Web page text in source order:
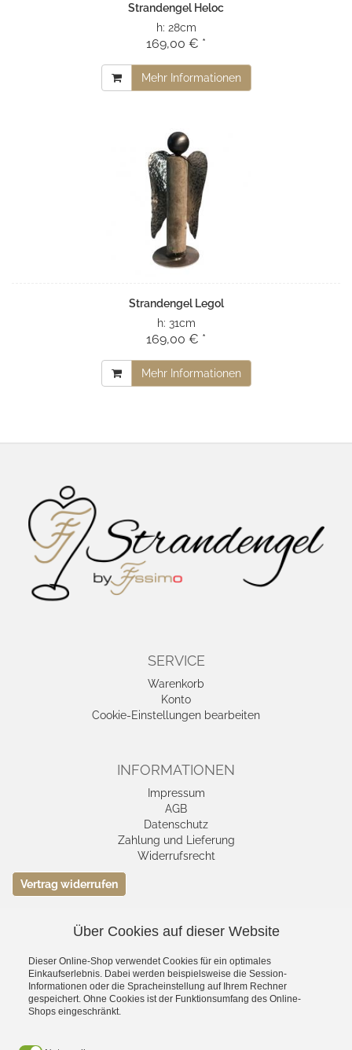
Strandengel Heloc
h: 28cm
169,00 € *
Mehr Informationen
Strandengel Legol
h: 31cm
169,00 € *
Mehr Informationen
SERVICE
Warenkorb
Konto
Cookie-Einstellungen bearbeiten
INFORMATIONEN
Impressum
AGB
Datenschutz
Zahlung und Lieferung
Widerrufsrecht
Vertrag widerrufen
VERSAND- &
Über Cookies auf dieser Website
Dieser Online-Shop verwendet Cookies für ein optimales
Einkaufserlebnis. Dabei werden beispielsweise die Session-
Informationen oder die Spracheinstellung auf Ihrem Rechner
gespeichert. Ohne Cookies ist der Funktionsumfang des Online-
Shops eingeschränkt.